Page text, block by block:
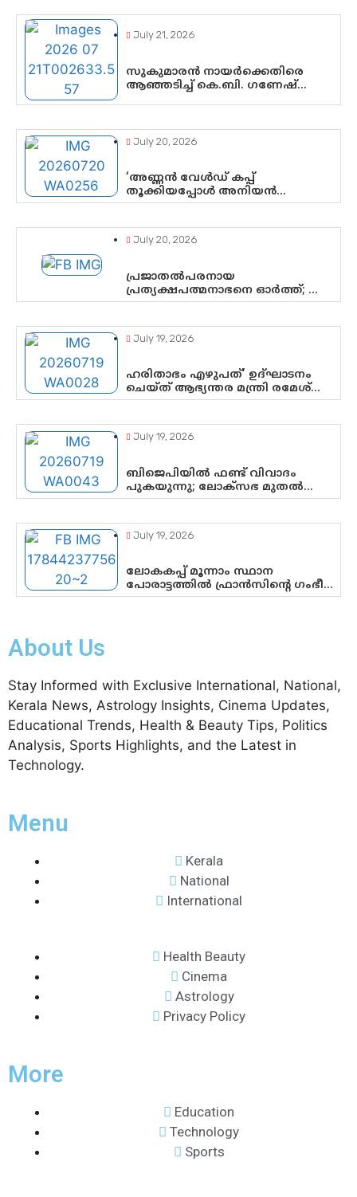
അനുമതി
July 21, 2026
സുകുമാരൻ നായർക്കെതിരെ
ആഞ്ഞടിച്ച് കെ.ബി. ഗണേഷ്
July 20, 2026
‘അണ്ണൻ വേൾഡ് കപ്പ്
തൂക്കിയപ്പോൾ അനിയൻ
സോഷ്യൽ മീഡിയ തൂക്കി’; ലാമിൻ
ശ്രദ്ധാകേന്ദ്രമായി മൂന്ന്
വയസ്സുകാരൻ ചുണക്കുട്ടൻ
July 20, 2026
പ്രജാതൽപരനായ
പ്രത്യക്ഷപത്മനാഭനെ ഓർത്ത്; ശ്രീ
ചിത്തിര തിരുനാൾ
ദിനം ഇന്ന്
July 19, 2026
ഹരിതാഭം എഴുപത്’ ഉദ്ഘാടനം
ചെയ്ത് ആഭ്യന്തര മന്ത്രി രമേശ്
ചെന്നിത്തല; ആർ. ഹരികുമാറിന്റെ
പ്രൗഢമായ തുടക്കം
July 19, 2026
ബിജെപിയിൽ ഫണ്ട് വിവാദം
പുകയുന്നു; ലോക്സഭ മുതൽ
നിയമസഭ വരെ 140
പരിശോധിക്കുമോ? കേന്ദ്രത്തിനും
ആർഎസ്എസിനും കേരള
July 19, 2026
ലോകകപ്പ് മൂന്നാം സ്ഥാന
പോരാട്ടത്തിൽ ഫ്രാൻസിന്റെ ഗംഭീര
തിരിച്ചുവരവ്; ഗോൾവേട്ടയിൽ
About Us
Stay Informed with Exclusive International, National,
Kerala News, Astrology Insights, Cinema Updates,
Educational Trends, Health & Beauty Tips, Politics
Analysis, Sports Highlights, and the Latest in
Technology.
Menu
Kerala
National
International
Health Beauty
Cinema
Astrology
Privacy Policy
More
Education
Technology
Sports